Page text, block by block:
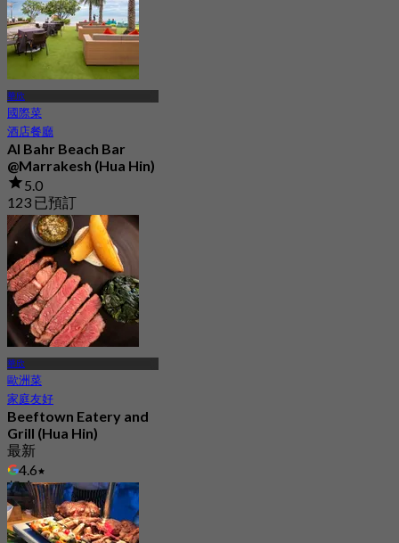
華欣
國際菜
酒店餐廳
Al Bahr Beach Bar
@Marrakesh (Hua Hin)
5.0
123 已預訂
起 ฿ 472.5
華欣
歐洲菜
家庭友好
Beeftown Eatery and
Grill (Hua Hin)
最新
4.6
起฿ 745